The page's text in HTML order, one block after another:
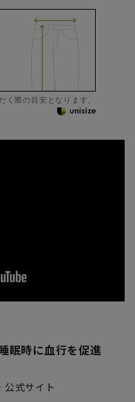
く際の目安となります。
眠時に血行を促進
式サイト